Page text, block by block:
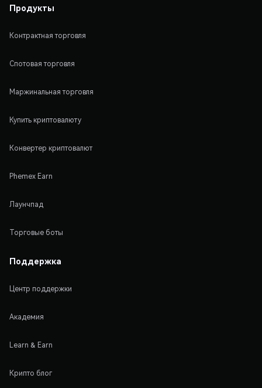
Продукты
Контрактная торговля
Спотовая торговля
Маржинальная торговля
Купить криптовалюту
Конвертер криптовалют
Phemex Earn
Лаунчпад
Торговые боты
Поддержка
Центр поддержки
Академия
Learn & Earn
Крипто блог